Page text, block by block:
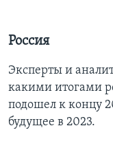
Россия
Эксперты и
какими итогами
подошел к концу
будущее в 2023.